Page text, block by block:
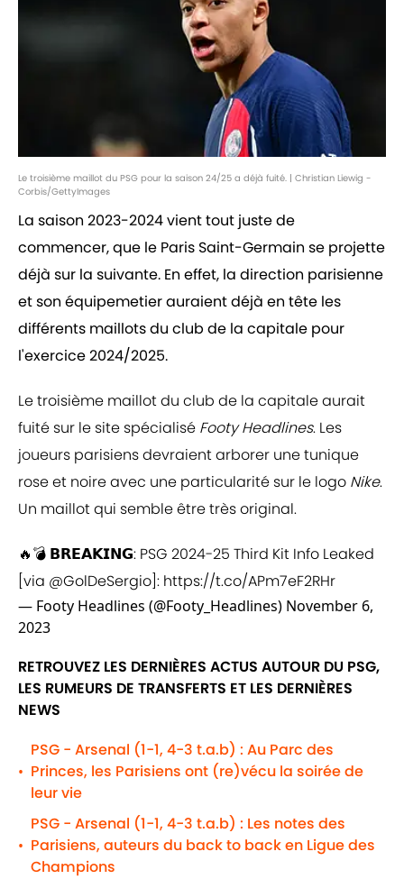
Le troisième maillot du PSG pour la saison 24/25 a déjà fuité. | Christian Liewig -
Corbis/GettyImages
La saison 2023-2024 vient tout juste de
commencer, que le Paris Saint-Germain se projette
déjà sur la suivante. En effet, la direction parisienne
et son équipemetier auraient déjà en tête les
différents maillots du club de la capitale pour
l'exercice 2024/2025.
Le troisième maillot du club de la capitale aurait
fuité sur le site spécialisé Footy Headlines. Les
joueurs parisiens devraient arborer une tunique
rose et noire avec une particularité sur le logo Nike.
Un maillot qui semble être très original.
🔥💣 𝗕𝗥𝗘𝗔𝗞𝗜𝗡𝗚: PSG 2024-25 Third Kit Info Leaked
[via @GolDeSergio ]: https://t.co/APm7eF2RHr
— Footy Headlines (@Footy_Headlines) November 6,
2023
RETROUVEZ LES DERNIÈRES ACTUS AUTOUR DU PSG,
LES RUMEURS DE TRANSFERTS ET LES DERNIÈRES
NEWS
•
PSG - Arsenal (1-1, 4-3 t.a.b) : Au Parc des
Princes, les Parisiens ont (re)vécu la soirée de
leur vie
•
PSG - Arsenal (1-1, 4-3 t.a.b) : Les notes des
Parisiens, auteurs du back to back en Ligue des
Champions